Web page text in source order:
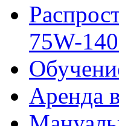
75W-
Аренда